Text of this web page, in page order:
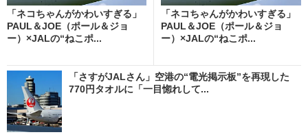
「ネコちゃんがかわいすぎる」
PAUL＆JOE（ポール＆ジョ
ー）×JALの“ねこポ...
「ネコちゃんがかわいすぎる」
PAUL＆JOE（ポール＆ジョ
ー）×JALの“ねこポ...
「さすがJALさん」空港の“電光掲示板”を再現した
770円タオルに「一目惚れして...